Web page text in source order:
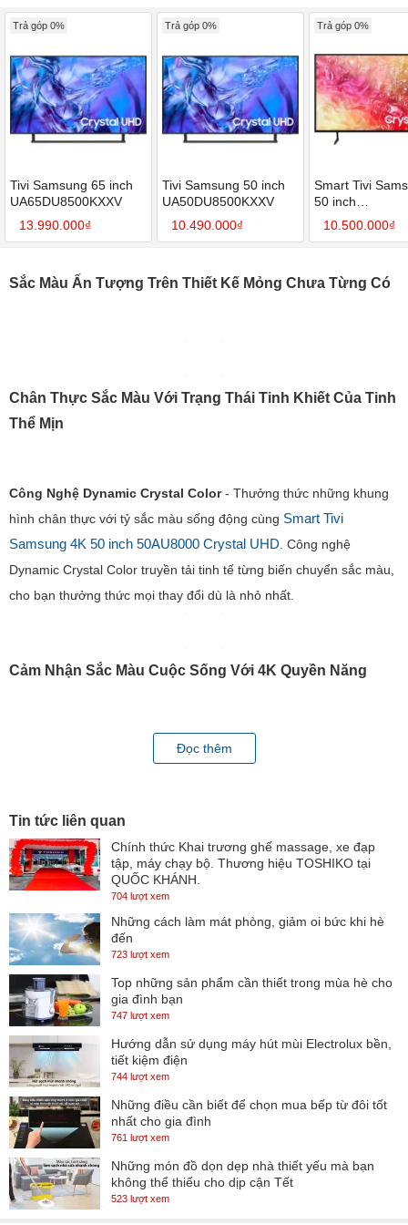
Trả góp 0%
Tivi Samsung 65 inch
UA65DU8500KXXV
13.990.000₫
Trả góp 0%
Tivi Samsung 50 inch
UA50DU8500KXXV
10.490.000₫
Trả góp 0%
Smart Tivi
50 inch
10.500.000₫
Sắc Màu Ấn Tượng Trên Thiết Kế Mỏng Chưa Từng Có
Chân Thực Sắc Màu Với Trạng Thái Tinh Khiết Của Tinh
Thể Mịn
Công Nghệ Dynamic Crystal Color- Thưởng thức những khung
hình chân thực với tỷ sắc màu sống động cùng Smart Tivi
Samsung 4K 50 inch 50AU8000 Crystal UHD . Công nghệ
Dynamic Crystal Color truyền tải tinh tế từng biến chuyển sắc màu,
cho bạn thưởng thức mọi thay đổi dù là nhỏ nhất.
Cảm Nhận Sắc Màu Cuộc Sống Với 4K Quyền Năng
Tivi Samsung
nâng cấp mọi nội dung yêu
thích lên chuẩn 4K ấn tượng. Bạn thoả sức chiêm ngưỡng những
xạ màu tiên tiến.
Rõ Khung Hình, Mượt Chuyển Động
Công Nghệ Motion Xcelerator
hoặc rượt đuổi, các khung hình thay đổi liên tục dễ dẫn đến hiện
tượng "bóng ma" trên màn hình. Công nghệ Motion Xcelerator sẽ
tự động bổ sung thêm khung hình để nội dung rõ nét và mượt mà
hơn trên chiếc
Smart tivinày.
Chất Lượng Hình Ảnh Chân Thực Với Độ Phân Giải
UHD 4K
Đọc thêm
Tin tức liên quan
Chính thức Khai trương ghế massage, xe đạp
tập, máy chạy bộ. Thương hiệu TOSHIKO tại
QUỐC KHÁNH.
704 lượt xem
Những cách làm mát phòng, giảm oi bức khi hè
đến
723 lượt xem
Top những sản phẩm cần thiết trong mùa hè cho
gia đình bạn
747 lượt xem
Hướng dẫn sử dụng máy hút mùi Electrolux bền,
tiết kiệm điện
744 lượt xem
Những điều cần biết để chọn mua bếp từ đôi tốt
nhất cho gia đình
761 lượt xem
Những món đồ dọn dẹp nhà thiết yếu mà bạn
không thể thiếu cho dịp cận Tết
523 lượt xem